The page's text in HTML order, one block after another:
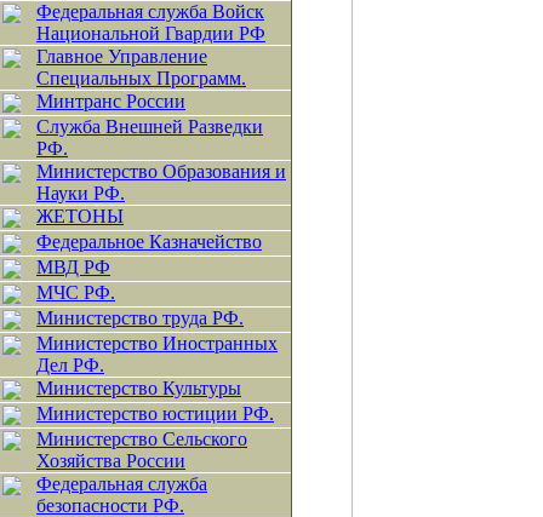
Федеральная служба Войск
Национальной Гвардии РФ
Главное Управление
Специальных Программ.
Минтранс России
Служба Внешней Разведки
РФ.
Министерство Образования и
Науки РФ.
ЖЕТОНЫ
Федеральное Казначейство
МВД РФ
МЧС РФ.
Министерство труда РФ.
Министерство Иностранных
Дел РФ.
Министерство Культуры
Министерство юстиции РФ.
Министерство Сельского
Хозяйства России
Федеральная служба
безопасности РФ.